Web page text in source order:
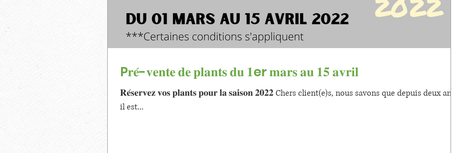
P𝐫𝐞́-𝐯𝐞𝐧𝐭𝐞 𝐝𝐞 𝐩𝐥𝐚𝐧𝐭𝐬 𝐝𝐮 𝟏er 𝐦𝐚𝐫𝐬 𝐚𝐮 𝟏𝟓 𝐚𝐯𝐫𝐢𝐥
𝐑𝐞́𝐬𝐞𝐫𝐯𝐞𝐳 𝐯𝐨𝐬 𝐩𝐥𝐚𝐧𝐭𝐬 𝐩𝐨𝐮𝐫 𝐥𝐚 𝐬𝐚𝐢𝐬𝐨𝐧 𝟐𝟎𝟐𝟐 Chers client(e)s, nous savons que depuis deux ans,
il est...